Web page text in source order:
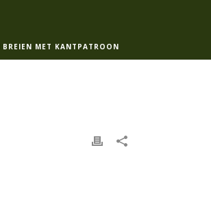
BREIEN MET KANTPATROON